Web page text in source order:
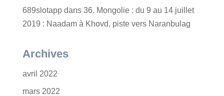
689slotappdans 36. Mongolie : du 9 au 14 juillet
2019 : Naadam à Khovd, piste vers Naranbulag
Archives
avril 2022
mars 2022